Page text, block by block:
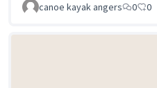
canoe kayak angers 0 0